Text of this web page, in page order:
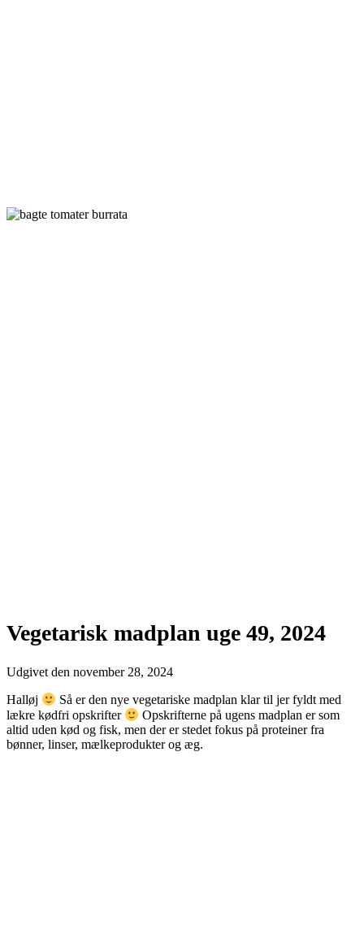
Vegetarisk madplan uge 49, 2024
Udgivet den november 28, 2024
Halløj
Så er den nye vegetariske madplan klar til jer fyldt med
lækre kødfri opskrifter
Opskrifterne på ugens madplan er som
altid uden kød og fisk, men der er stedet fokus på proteiner fra
bønner, linser, mælkeprodukter og æg.